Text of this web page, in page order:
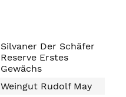
Silvaner Der Schäfer
Reserve Erstes
Gewächs
Weingut Rudolf May